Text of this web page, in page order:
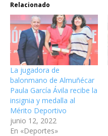
Relacionado
La jugadora de
balonmano de Almuñécar
Paula García Ávila recibe la
insignia y medalla al
Mérito Deportivo
junio 12, 2022
En «Deportes»